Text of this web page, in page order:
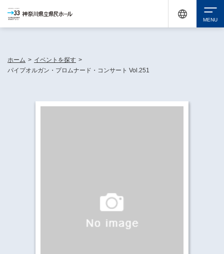
ホーム > イベントを探す >
パイプオルガン・プロムナード・コンサート Vol.251